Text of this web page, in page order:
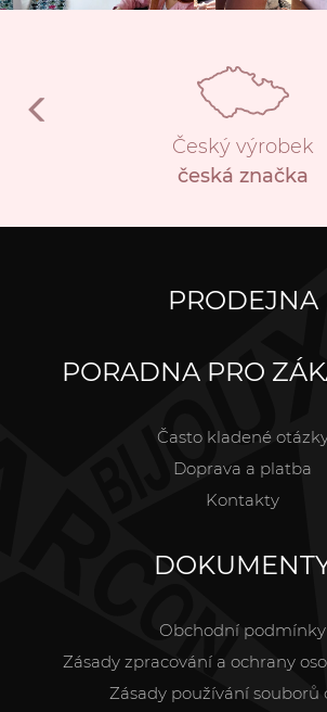
Český výrobek
česká značka
PRODEJNA
PORADNA PRO
Často kladené
Doprava a platba
Kontakty
Obchodní podmínky
Zásady zpracování a ochrany
Zásady používání souborů